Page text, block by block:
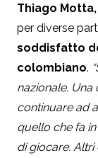
Thiago Motta,
per diverse
soddisfatto
colombiano.
nazionale.
continuare ad
quello che fa
di giocare. Altri